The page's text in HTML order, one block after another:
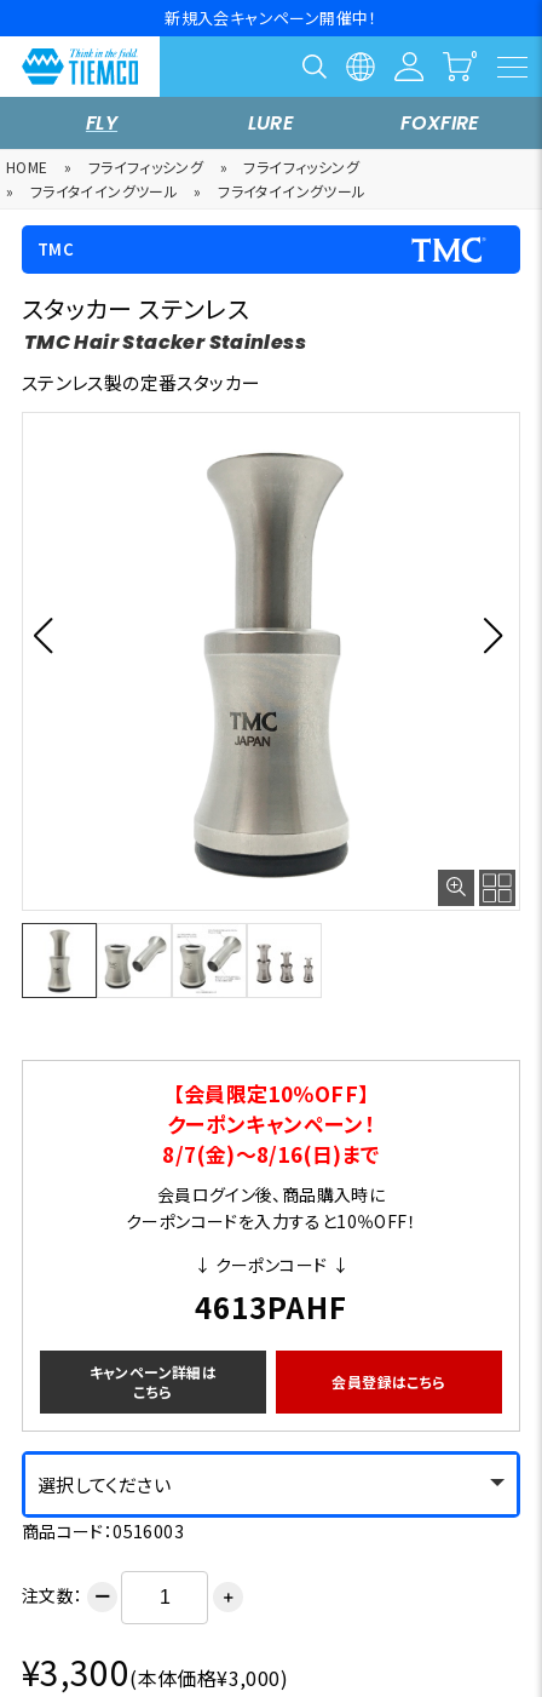
新規入会キャンペーン開催中！
FLY LURE FOXFIRE
HOME » フライフィッシング »
フライフィッシング
»
フライタイイングツール » フライタイイングツール
TMC
スタッカー ステンレス
TMC Hair Stacker Stainless
ステンレス製の定番スタッカー
【会員限定10％OFF】
クーポンキャンペーン！
8/7(金)～8/16(日)まで
会員ログイン後、商品購入時に
クーポンコードを入力すると10％OFF！
↓ クーポンコード ↓
4613PAHF
キャンペーン詳細は
こちら
会員登録はこちら
選択してください
商品コード：0516003
注文数： ー ＋
¥3,300(本体価格¥3,000)